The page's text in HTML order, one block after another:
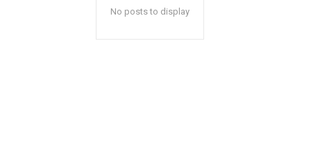
No posts to display